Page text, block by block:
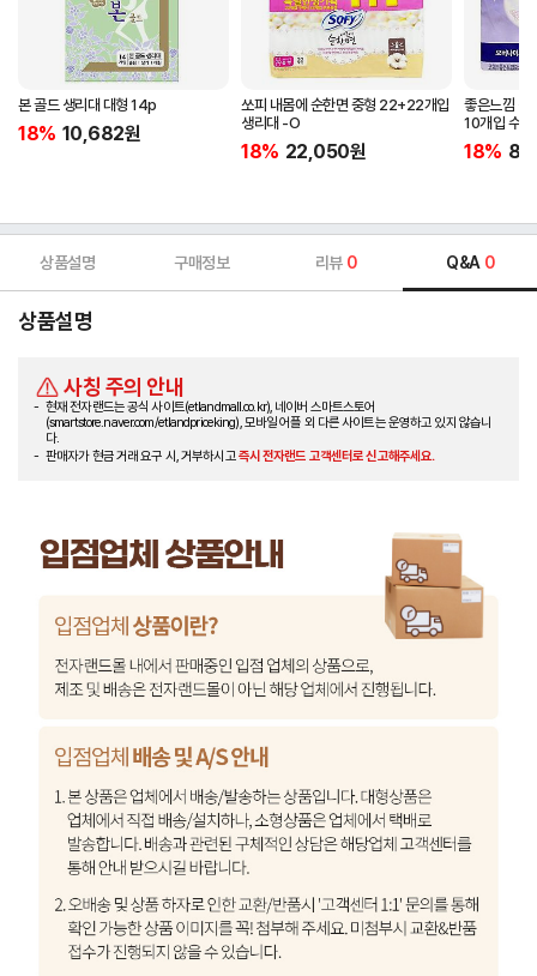
본 골드 생리대 대형 14p
18% 10,682원
쏘피 내몸에 순한면 중형 22+22개입
생리대 -O
18% 22,050원
좋은느낌 생
10개입 수면
18%
상품설명 구매정보 리뷰 0 Q&A 0
상품설명
사칭 주의 안내
현재 전자랜드는 공식 사이트(etlandmall.co.kr), 네이버 스마트스토어
(smartstore.naver.com/etlandpriceking), 모바일 어플 외 다른 사이트는 운영하고 있지 않습니
다.
판매자가 현금 거래 요구 시, 거부하시고즉시 전자랜드 고객센터로 신고해주세요.